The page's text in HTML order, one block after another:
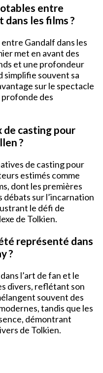
entre
dans les films ?
Gandalf dans les
met en avant des
et une profondeur
simplifie souvent sa
sur le spectacle
des
casting pour
?
de casting pour
estimés comme
dont les premières
sur l’incarnation
le défi de
de Tolkien.
représenté dans
?
l’art de fan et le
divers, reflétant son
souvent des
tandis que les
démontrant
de Tolkien.